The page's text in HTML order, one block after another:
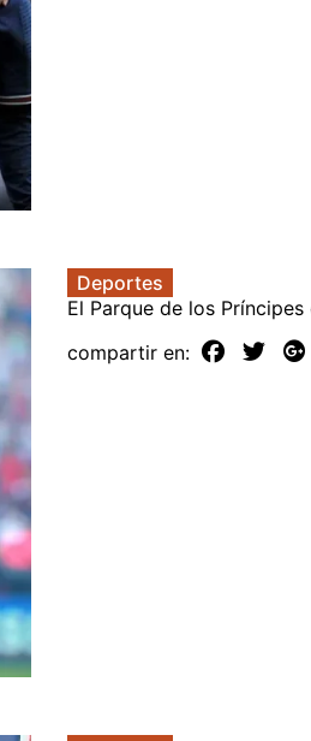
Deportes
El Parque de los
compartir en: